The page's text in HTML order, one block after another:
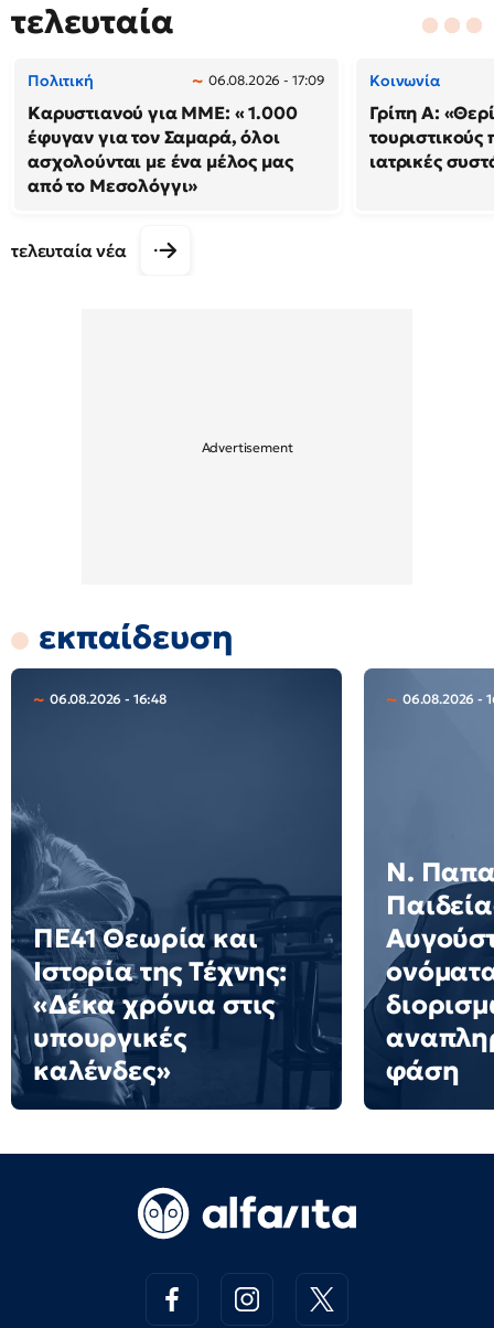
τελευταία
Πολιτική 06.08.2026 - 17:09
Καρυστιανού για ΜΜΕ: « 1.000
έφυγαν για τον Σαμαρά, όλοι
ασχολούνται με ένα μέλος μας
από το Μεσολόγγι»
Κοινωνία
Γρίπη Α:
ιατρικές
τελευταία νέα
εκπαίδευση
06.08.2026 - 16:48
ΠΕ41 Θεωρία και
Ιστορία της Τέχνης:
«Δέκα χρόνια στις
υπουργικές
καλένδες»
06.08.2026 -
N.
φάση